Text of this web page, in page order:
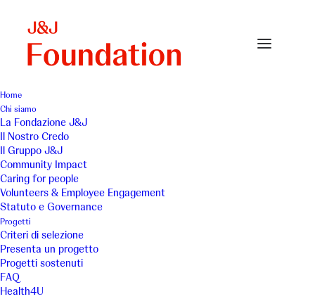
Home
Chi siamo
La Fondazione J&J
Il Nostro Credo
Il Gruppo J&J
Community Impact
Caring for people
Volunteers & Employee Engagement
Statuto e Governance
Progetti
Criteri di selezione
Presenta un progetto
Progetti sostenuti
FAQ
Health4U
Genitori “Costruire
integrazione” Onlus - Un
battito di ciglia... ed è
subito musica!